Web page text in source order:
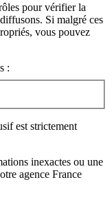
pour vérifier la
Si malgré ces
vous pouvez
:
est strictement
inexactes ou une
agence France